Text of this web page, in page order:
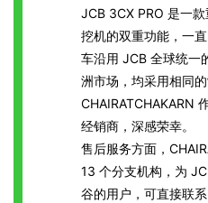
JCB 3CX PRO 是一
挖机的双重功能，一
车沿用 JCB 全球统一
洲市场，均采用相同的
CHAIRATCHAKARN
经销商，深感荣幸。
售后服务方面，
13 个分支机构，为
谷的用户，可直接联